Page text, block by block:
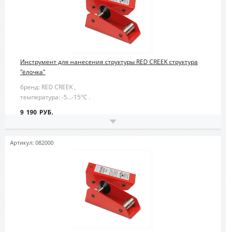
Инструмент для нанесения структуры RED CREEK структура
"ёлочка"
бренд: RED CREEK ,
температура: -5…-15°С .
9 190 РУБ.
Артикул: 082000